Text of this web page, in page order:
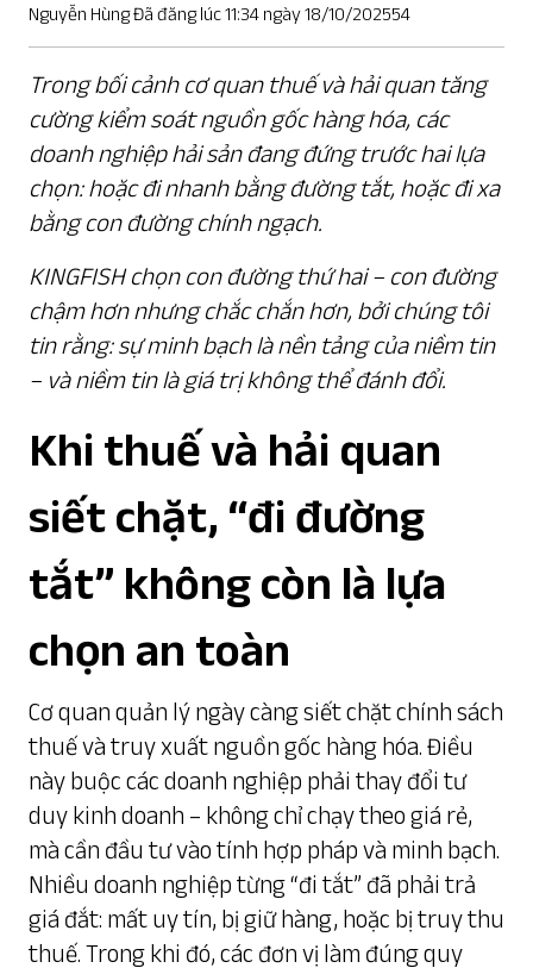
Nguyễn Hùng Đã đăng lúc 11:34 ngày 18/10/202554
Trong bối cảnh cơ quan thuế và hải quan tăng
cường kiểm soát nguồn gốc hàng hóa, các
doanh nghiệp hải sản đang đứng trước hai lựa
chọn: hoặc đi nhanh bằng đường tắt, hoặc đi xa
bằng con đường chính ngạch.
KINGFISH chọn con đường thứ hai – con đường
chậm hơn nhưng chắc chắn hơn, bởi chúng tôi
tin rằng: sự minh bạch là nền tảng của niềm tin
– và niềm tin là giá trị không thể đánh đổi.
Khi thuế và hải quan
siết chặt, “đi đường
tắt” không còn là lựa
chọn an toàn
Cơ quan quản lý ngày càng siết chặt chính sách
thuế và truy xuất nguồn gốc hàng hóa. Điều
này buộc các doanh nghiệp phải thay đổi tư
duy kinh doanh – không chỉ chạy theo giá rẻ,
mà cần đầu tư vào tính hợp pháp và minh bạch.
Nhiều doanh nghiệp từng “đi tắt” đã phải trả
giá đắt: mất uy tín, bị giữ hàng, hoặc bị truy thu
thuế. Trong khi đó, các đơn vị làm đúng quy